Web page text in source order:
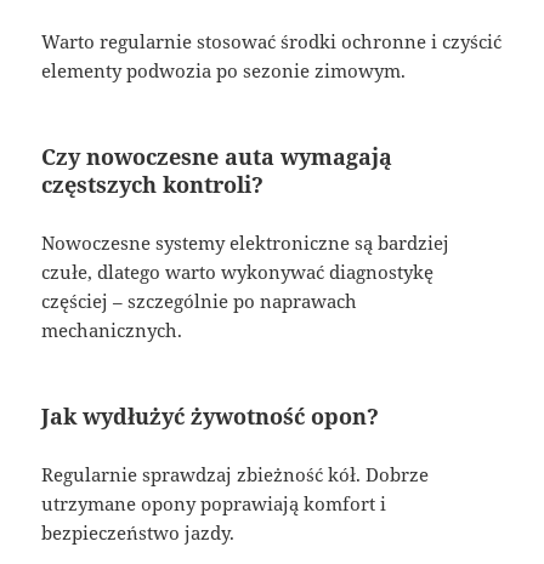
Warto regularnie stosować środki ochronne i czyścić
elementy podwozia po sezonie zimowym.
Czy nowoczesne auta wymagają
częstszych kontroli?
Nowoczesne systemy elektroniczne są bardziej
czułe, dlatego warto wykonywać diagnostykę
częściej – szczególnie po naprawach
mechanicznych.
Jak wydłużyć żywotność opon?
Regularnie sprawdzaj zbieżność kół. Dobrze
utrzymane opony poprawiają komfort i
bezpieczeństwo jazdy.